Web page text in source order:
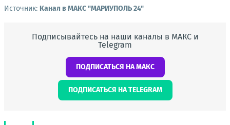
Источник: Канал в МАКС "МАРИУПОЛЬ 24"
Подписывайтесь на наши каналы в МАКС и
Telegram
ПОДПИСАТЬСЯ НА МАКС
ПОДПИСАТЬСЯ НА TELEGRAM